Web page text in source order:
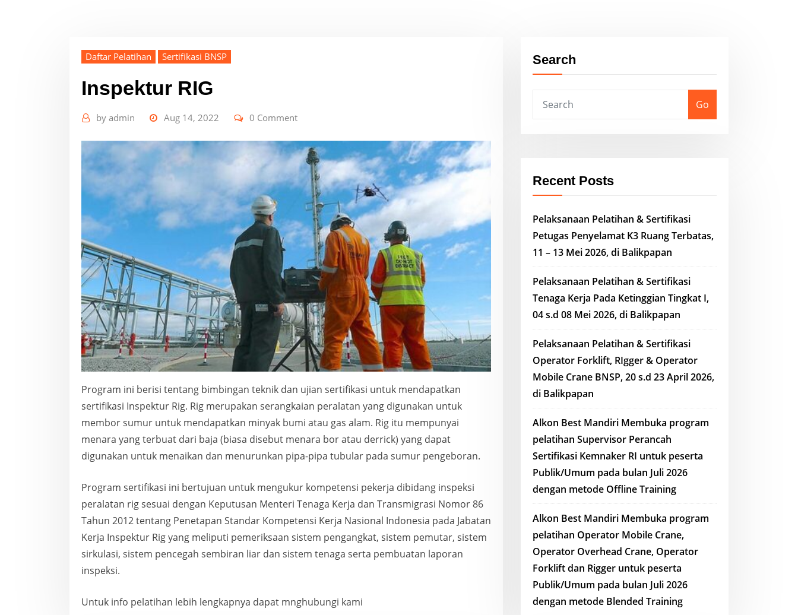
Daftar Pelatihan Sertifikasi BNSP
Inspektur RIG
by admin Aug 14, 2022 0 Comment
Program ini berisi tentang bimbingan teknik dan ujian sertifikasi untuk mendapatkan
sertifikasi Inspektur Rig. Rig merupakan serangkaian peralatan yang digunakan untuk
membor sumur untuk mendapatkan minyak bumi atau gas alam. Rig itu mempunyai
menara yang terbuat dari baja (biasa disebut menara bor atau derrick) yang dapat
digunakan untuk menaikan dan menurunkan pipa-pipa tubular pada sumur pengeboran.
Program sertifikasi ini bertujuan untuk mengukur kompetensi pekerja dibidang inspeksi
peralatan rig sesuai dengan Keputusan Menteri Tenaga Kerja dan Transmigrasi Nomor 86
Tahun 2012 tentang Penetapan Standar Kompetensi Kerja Nasional Indonesia pada Jabatan
Kerja Inspektur Rig yang meliputi pemeriksaan sistem pengangkat, sistem pemutar, sistem
sirkulasi, sistem pencegah sembiran liar dan sistem tenaga serta pembuatan laporan
inspeksi.
Untuk info pelatihan lebih lengkapnya dapat mnghubungi kami
Search
Go
Recent Posts
Pelaksanaan Pelatihan & Sertifikasi
Petugas Penyelamat K3 Ruang Terbatas,
11 – 13 Mei 2026, di Balikpapan
Pelaksanaan Pelatihan & Sertifikasi
Tenaga Kerja Pada Ketinggian Tingkat I,
04 s.d 08 Mei 2026, di Balikpapan
Pelaksanaan Pelatihan & Sertifikasi
Operator Forklift, RIgger & Operator
Mobile Crane BNSP, 20 s.d 23 April 2026,
di Balikpapan
Alkon Best Mandiri Membuka program
pelatihan Supervisor Perancah
Sertifikasi Kemnaker RI untuk peserta
Publik/Umum pada bulan Juli 2026
dengan metode Offline Training
Alkon Best Mandiri Membuka program
pelatihan Operator Mobile Crane,
Operator Overhead Crane, Operator
Forklift dan Rigger untuk peserta
Publik/Umum pada bulan Juli 2026
dengan metode Blended Training